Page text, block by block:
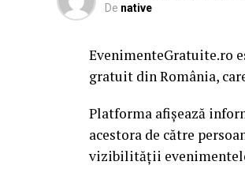
De native
EvenimenteGratuite.ro
gratuit din România,
Platforma afișează
acestora de către
vizibilității